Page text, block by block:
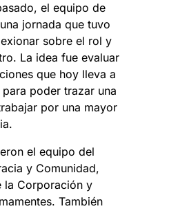
el equipo de
jornada que tuvo
sobre el rol y
La idea fue evaluar
que hoy lleva a
poder trazar una
por una mayor
el equipo del
y Comunidad,
la Corporación y
También